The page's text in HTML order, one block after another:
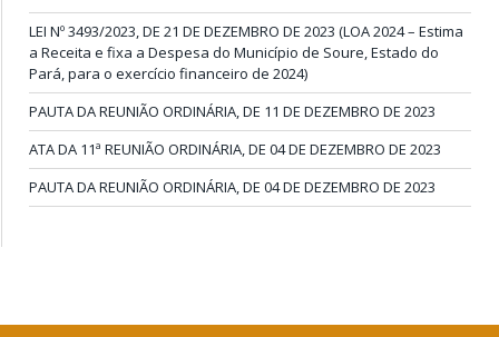
LEI Nº 3493/2023, DE 21 DE DEZEMBRO DE 2023 (LOA 2024 – Estima
a Receita e fixa a Despesa do Município de Soure, Estado do
Pará, para o exercício financeiro de 2024)
PAUTA DA REUNIÃO ORDINÁRIA, DE 11 DE DEZEMBRO DE 2023
ATA DA 11ª REUNIÃO ORDINÁRIA, DE 04 DE DEZEMBRO DE 2023
PAUTA DA REUNIÃO ORDINÁRIA, DE 04 DE DEZEMBRO DE 2023